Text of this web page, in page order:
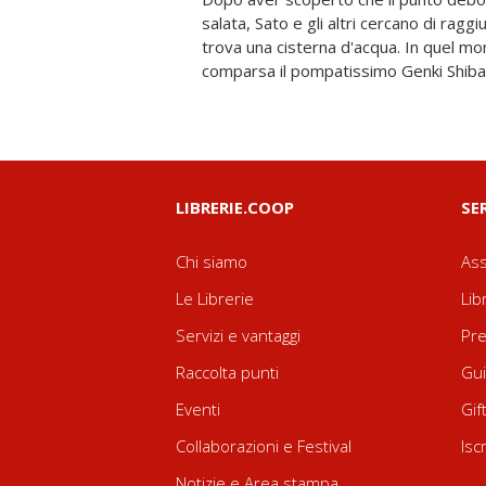
salata, Sato e gli altri cercano di
trova una cisterna d'acqua. In quel
comparsa il pompatissimo Genki
disperazione, Shibata comincia a
LIBRERIE.COOP
Chi siamo
Le Librerie
Servizi e vantaggi
Raccolta punti
Eventi
Collaborazioni e Festival